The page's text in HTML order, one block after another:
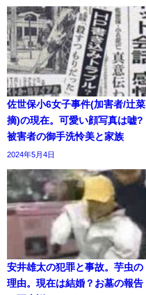
佐世保小6女子事件(加害者/辻菜
摘)の現在。可愛い顔写真は嘘?
被害者の御手洗怜美と家族
2024年5月4日
安井雄太の犯罪と事故。芋虫の
理由。現在は結婚？お墓の報告